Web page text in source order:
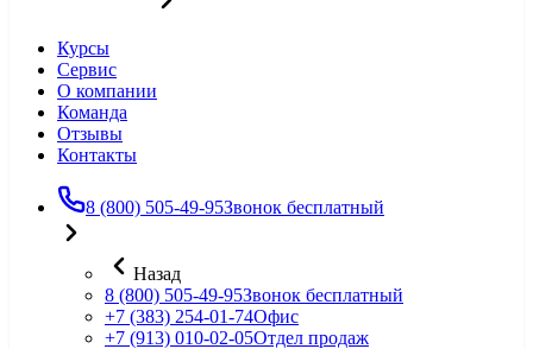
Курсы
Сервис
О компании
Команда
Отзывы
Контакты
8 (800) 505-49-95Звонок бесплатный
Назад
8 (800) 505-49-95Звонок бесплатный
+7 (383) 254-01-74Офис
+7 (913) 010-02-05Отдел продаж